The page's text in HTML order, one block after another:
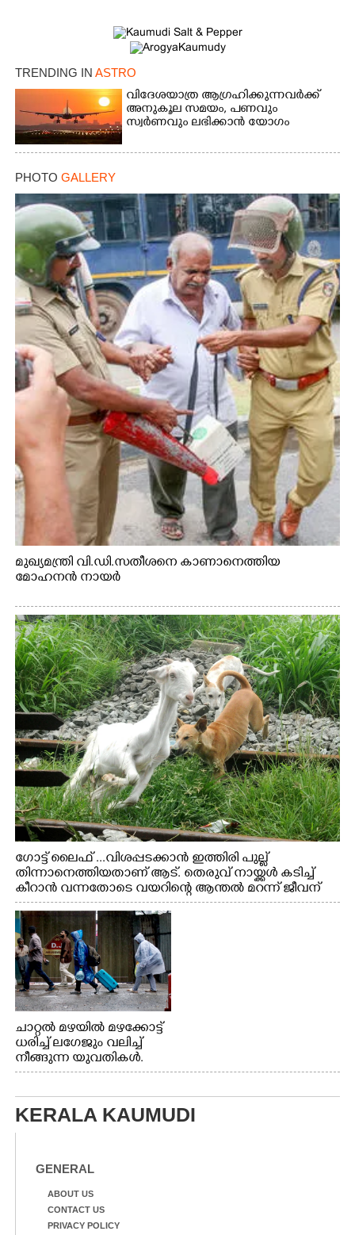
TRENDING IN ASTRO
വിദേശയാത്ര ആഗ്രഹിക്കുന്നവർക്ക്
അനുകൂല സമയം,​ പണവും
സ്വർണവും ലഭിക്കാൻ യോഗം
PHOTO GALLERY
മുഖ്യമന്ത്രി വി.ഡി.സതീശനെ കാണാനെത്തിയ
മോഹനൻ നായർ
ഗോട്ട് ലൈഫ് ...വിശപ്പടക്കാൻ ഇത്തിരി പുല്ല്
തിന്നാനെത്തിയതാണ് ആട്. തെരുവ് നായ്ക്കൾ കടിച്ച്
കീറാൻ വന്നതോടെ വയറിന്റെ ആന്തൽ മറന്ന് ജീവന്
വേണ്ടിയായി ഓട്ടം. എറണാകുളം വാത്തുരുത്തിയിൽ
നിന്നുള്ള കാഴ്ച
ചാറ്റൽ മഴയിൽ മഴക്കോട്ട്
ധരിച്ച് ലഗേജും വലിച്ച്
നീങ്ങുന്ന യുവതികൾ.
എറണാകുളം മേനകയിൽ
KERALA KAUMUDI
GENERAL
ABOUT US
CONTACT US
PRIVACY POLICY
Copy Link